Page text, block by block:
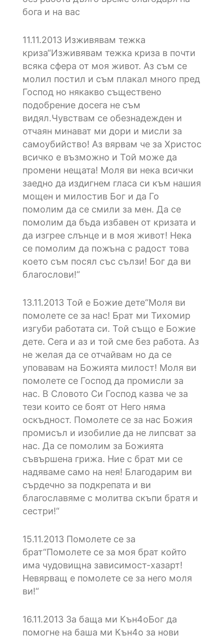
бога и на вас
11.11.2013 Изживявам тежка
криза“Изживявам тежка криза в почти
всяка сфера от моя живот. Аз съм се
молил постил и съм плакал много пред
Господ но някакво съществено
подобрение досега не съм
видял.Чувствам се обезнадежден и
отчаян минават ми дори и мисли за
самоубийство! Аз вярвам че за Христос
всичко е възможно и Той може да
промени нещата! Моля ви нека всички
заедно да издигнем гласа си към нашия
мощен и милостив Бог и да Го
помолим да се смили за мен. Да се
помолим да бъда избавен от кризата и
да изгрее слънце и в моя живот! Нека
се помолим да пожъна с радост това
което съм посял със сълзи! Бог да ви
благослови!“
13.11.2013 Той е Божие дете“Моля ви
помолете се за нас! Брат ми Тихомир
изгуби работата си. Той също е Божие
дете. Сега и аз и той сме без работа. Аз
не желая да се отчайвам но да се
уповавам на Божията милост! Моля ви
помолете се Господ да промисли за
нас. В Словото Си Господ казва че за
тези които се боят от Него няма
оскъдност. Помолете се за нас Божия
промисъл и изобилие да не липсват за
нас. Да се помолим за Божията
съвършена грижа. Ние с брат ми се
надяваме само на нея! Благодарим ви
сърдечно за подкрепата и ви
благославяме с молитва скъпи братя и
сестри!“
15.11.2013 Помолете се за
брат“Помолете се за моя брат който
има чудовищна зависимост-хазарт!
Невярващ е помолете се за него моля
ви!“
16.11.2013 3a баща ми Кън4оБог да
помогне на баша ми Кън4о за нови